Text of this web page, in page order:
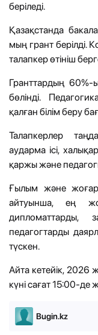
беріледі.
Қазақстанда
мың грант берілді.
талапкер өтініш
Гранттардың 60%-
бөлінді.
қалған білім беру
Талапкерлер
аударма ісі,
қаржы және
Ғылым және
айтуынша, ең
дипломаттарды,
педагогтарды
түскен.
Айта кетейік, 2026
күні сағат 15:00-де
Bugin.kz